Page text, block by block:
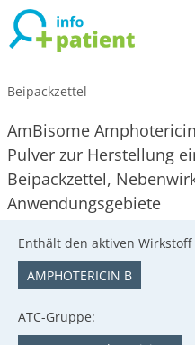
Beipackzettel
AmBisome
Pulver zur Herstellung
Beipackzettel,
Anwendungsgebiete
Enthält den aktiven Wirkstoff
AMPHOTERICIN B
ATC-Gruppe: